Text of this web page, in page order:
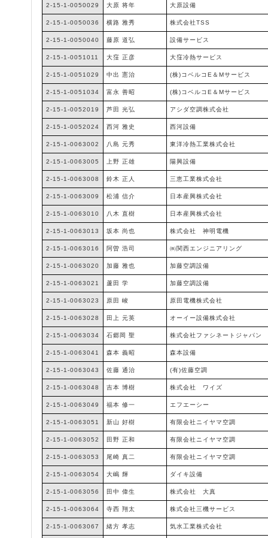
2-15-1-0050029 大原 将年 大原設備
2-15-1-0050036 横路 雅秀 株式会社TSS
2-15-1-0050040 藤原 道弘 設備サービス
2-15-1-0051011 大窪 正彦 大窪冷熱サービス
2-15-1-0051029 中出 憲治 (株)コベルコE＆Mサービス
2-15-1-0051034 富永 善昭 (株)コベルコE＆Mサービス
2-15-1-0052019 芦田 光弘 アシダ空調株式会社
2-15-1-0052024 西河 雅史 西河設備
2-15-1-0063002 八島 元秀 東洋冷熱工業株式会社
2-15-1-0063005 上野 正雄 陽興設備
2-15-1-0063008 鈴木 正人 三恵工業株式会社
2-15-1-0063009 松浦 信介 日本産興株式会社
2-15-1-0063010 八木 直樹 日本産興株式会社
2-15-1-0063013 坂本 尚也 株式会社 神明電機
2-15-1-0063016 阿曽 浩司 ㈱関西エンジニアリング
2-15-1-0063020 加藤 雅也 加藤空調設備
2-15-1-0063021 蘆田 学 加藤空調設備
2-15-1-0063023 原田 峻 原田電機株式会社
2-15-1-0063028 田上 元英 オーイー設備株式会社
2-15-1-0063034 石郷岡 聖 株式会社ファシネートジャパン
2-15-1-0063041 森本 義昭 森本設備
2-15-1-0063043 佐藤 通治 (有)佐藤空調
2-15-1-0063048 吉本 博樹 株式会社 ワイズ
2-15-1-0063049 福本 修一 エフエーシー
2-15-1-0063051 新山 好樹 有限会社ニイヤマ空調
2-15-1-0063052 田野 正和 有限会社ニイヤマ空調
2-15-1-0063053 尾崎 真二 有限会社ニイヤマ空調
2-15-1-0063054 大嶋 輝 ダイキ設備
2-15-1-0063056 田中 偉生 株式会社 大真
2-15-1-0063064 寺西 翔太 株式会社三機サービス
2-15-1-0063067 緒方 孝志 気水工業株式会社